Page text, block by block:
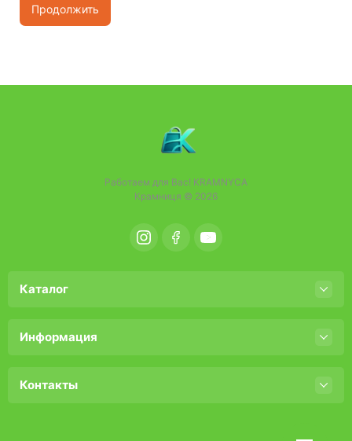
Продолжить
Работаем для Вас! KRAMNYCA
Крамниця © 2026
Каталог
Информация
Контакты